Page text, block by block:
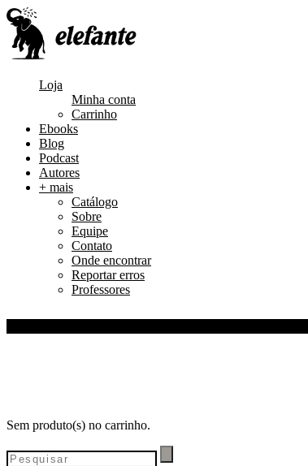
Loja
Minha conta
Carrinho
Ebooks
Blog
Podcast
Autores
+ mais
Catálogo
Sobre
Equipe
Contato
Onde encontrar
Reportar erros
Professores
Sem produto(s) no carrinho.